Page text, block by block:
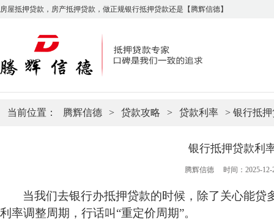
房屋抵押贷款，房产抵押贷款，做正规银行抵押贷款还是【腾辉信德】
当前位置： 腾辉信德 > 贷款攻略 > 贷款利率 > 银行抵
银行抵押贷款利
腾辉信德 时间：2025-12-
当我们去银行办抵押贷款的时候，除了关心能贷
利率调整周期，行话叫 “重定价周期”。